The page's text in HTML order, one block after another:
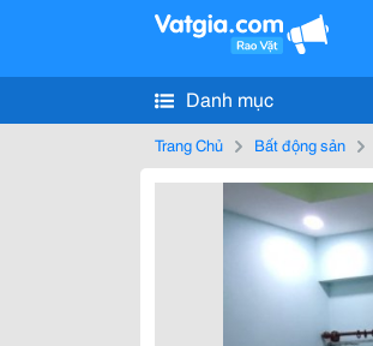
Danh mục
Trang Chủ Bất động sản